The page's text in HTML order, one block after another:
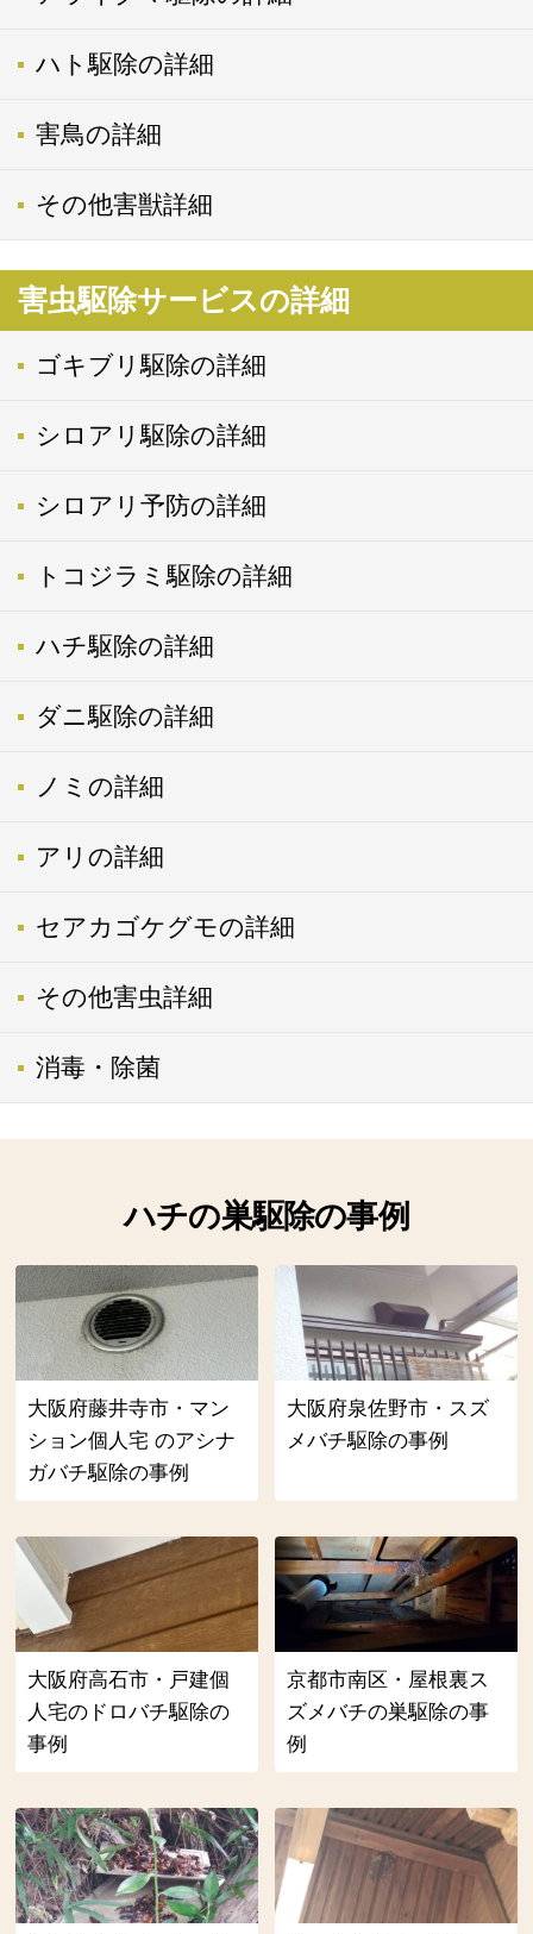
ハト駆除の詳細
害鳥の詳細
その他害獣詳細
害虫駆除サービスの詳細
ゴキブリ駆除の詳細
シロアリ駆除の詳細
シロアリ予防の詳細
トコジラミ駆除の詳細
ハチ駆除の詳細
ダニ駆除の詳細
ノミの詳細
アリの詳細
セアカゴケグモの詳細
その他害虫詳細
消毒・除菌
ハチの巣駆除の事例
大阪府藤井寺市・マン
ション個人宅 のアシナ
ガバチ駆除の事例
大阪府泉佐野市・スズ
メバチ駆除の事例
大阪府高石市・戸建個
人宅のドロバチ駆除の
事例
京都市南区・屋根裏ス
ズメバチの巣駆除の事
例